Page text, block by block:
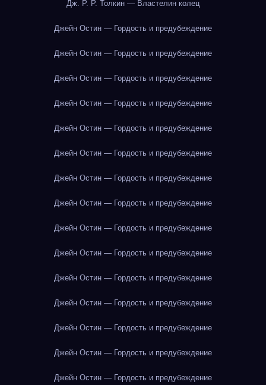
Дж. Р. Р. Толкин — Властелин колец
Джейн Остин — Гордость и предубеждение
Джейн Остин — Гордость и предубеждение
Джейн Остин — Гордость и предубеждение
Джейн Остин — Гордость и предубеждение
Джейн Остин — Гордость и предубеждение
Джейн Остин — Гордость и предубеждение
Джейн Остин — Гордость и предубеждение
Джейн Остин — Гордость и предубеждение
Джейн Остин — Гордость и предубеждение
Джейн Остин — Гордость и предубеждение
Джейн Остин — Гордость и предубеждение
Джейн Остин — Гордость и предубеждение
Джейн Остин — Гордость и предубеждение
Джейн Остин — Гордость и предубеждение
Джейн Остин — Гордость и предубеждение